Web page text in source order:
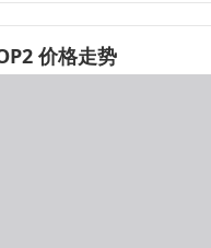
价格走势